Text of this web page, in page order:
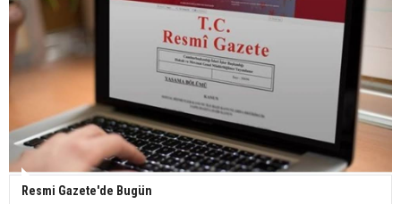
Yerli turist 229,7 milyar lira seyahat harcaması
yaptı
Gazze'deki Sağlık Bakanlığı duyurdu: Vahşetin
pençesinde 2 salgın vaka tespit edildi
Resmi Gazete'de Bugün